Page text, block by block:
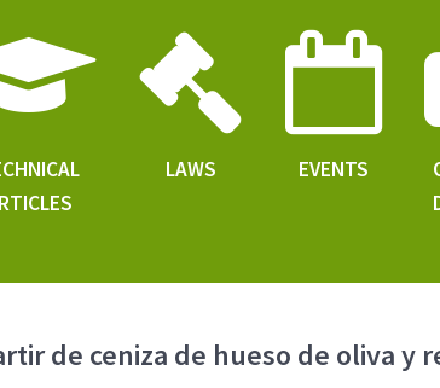
LAWS EVENTS
de ceniza de hueso de oliva y